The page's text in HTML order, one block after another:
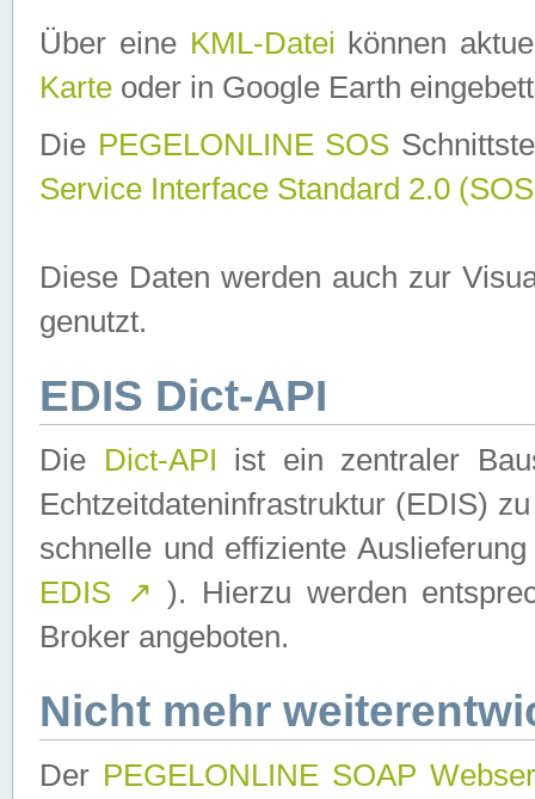
Über eine KML-Datei können
Karte oder in Google Earth
Die PEGELONLINE SOS
Service Interface Standard 2.0
Diese Daten werden auch zur
genutzt.
EDIS Dict-API
Die Dict-API ist ein zentraler
Echtzeitdateninfrastruktur (EDIS)
schnelle und effiziente
EDIS ↗ ). Hierzu werden
Broker angeboten.
Nicht mehr
Der PEGELONLINE SOAP